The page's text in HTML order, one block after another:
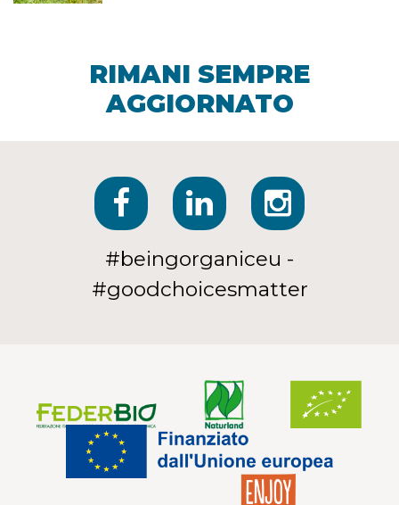
RIMANI SEMPRE
AGGIORNATO
#beingorganiceu -
#goodchoicesmatter